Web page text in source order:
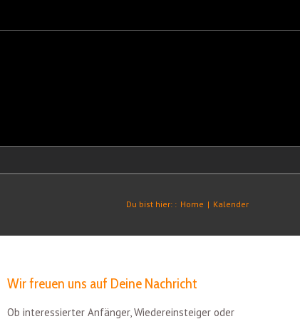
Du bist hier: : Home | Kalender
Wir freuen uns auf Deine Nachricht
Ob interessierter Anfänger, Wiedereinsteiger oder